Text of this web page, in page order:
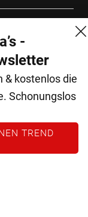
-
& kostenlos die
Schonungslos
TREND